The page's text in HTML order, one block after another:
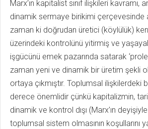
Marx’ın kapitalist sınıf ilişkileri kavramı,
dinamik sermaye birikimi çerçevesinde
zaman ki doğrudan üretici (köylülük)
üzerindeki kontrolünü yitirmiş ve
işgücünü emek pazarında satarak
zaman yeni ve dinamik bir üretim şekli
ortaya çıkmıştır. Toplumsal ilişkilerdeki
derece önemlidir çünkü kapitalizmin,
dinamik ve kontrol dışı (Marx’ın deyişiyle
toplumsal sistem olmasının koşullarını